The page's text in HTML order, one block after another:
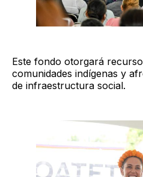
Este fondo otorgará
comunidades indígenas y
de infraestructura social.